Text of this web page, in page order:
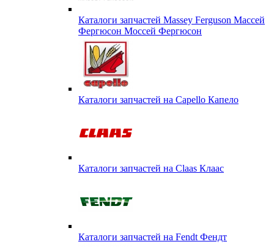
Каталоги запчастей Massey Ferguson Массей
Фергюсон Моссей Фергюсон
Каталоги запчастей на Capello Капело
Каталоги запчастей на Claas Клаас
Каталоги запчастей на Fendt Фендт